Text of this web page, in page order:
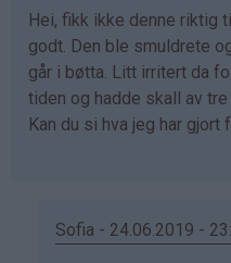
Hei, fikk ikke denne riktig
godt. Den ble smuldrete
går i bøtta. Litt irritert da
tiden og hadde skall av
Kan du si hva jeg har gjort
Sofia - 24.06.2019 -